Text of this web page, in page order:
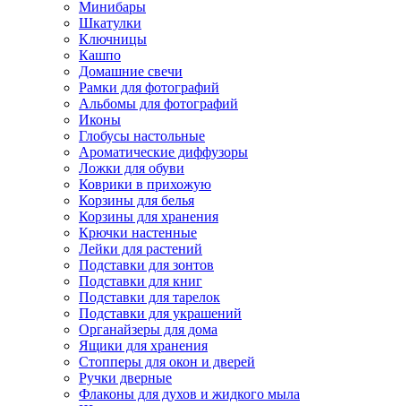
Минибары
Шкатулки
Ключницы
Кашпо
Домашние свечи
Рамки для фотографий
Альбомы для фотографий
Иконы
Глобусы настольные
Ароматические диффузоры
Ложки для обуви
Коврики в прихожую
Корзины для белья
Корзины для хранения
Крючки настенные
Лейки для растений
Подставки для зонтов
Подставки для книг
Подставки для тарелок
Подставки для украшений
Органайзеры для дома
Ящики для хранения
Стопперы для окон и дверей
Ручки дверные
Флаконы для духов и жидкого мыла